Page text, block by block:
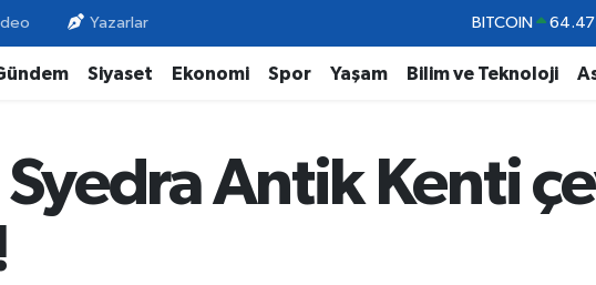
Yazarlar DOLAR
EURO
BİST100
Siyaset Ekonomi Spor Yaşam Bilim ve Teknoloji
Antik Kenti